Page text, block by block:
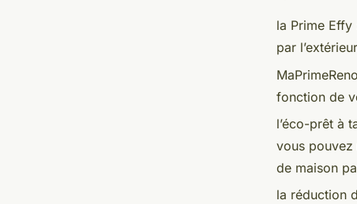
la Prime
par
fonction de
l’éco-prêt à
vous pouvez
de maison
la réduction